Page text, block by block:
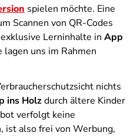
spielen möchte. Eine
Scannen von QR-Codes
Lerninhalte in App
uns im Rahmen
nichts
ins Holzdurch ältere Kinder
verfolgt keine
ist also frei von Werbung,